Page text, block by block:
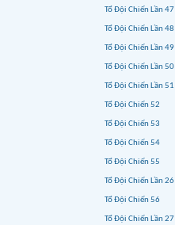
Tổ Đội Chiến Lần 47
Tổ Đội Chiến Lần 48
Tổ Đội Chiến Lần 49
Tổ Đội Chiến Lần 50
Tổ Đội Chiến Lần 51
Tổ Đội Chiến 52
Tổ Đội Chiến 53
Tổ Đội Chiến 54
Tổ Đội Chiến 55
Tổ Đội Chiến Lần 26
Tổ Đội Chiến 56
Tổ Đội Chiến Lần 27